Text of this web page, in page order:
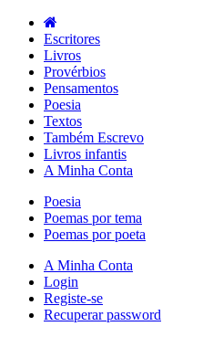
Escritores
Livros
Provérbios
Pensamentos
Poesia
Textos
Também Escrevo
Livros infantis
A Minha Conta
Poesia
Poemas por tema
Poemas por poeta
A Minha Conta
Login
Registe-se
Recuperar password